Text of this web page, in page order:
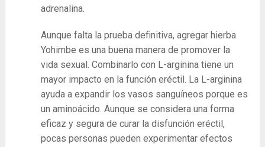
adrenalina.
Aunque falta la prueba definitiva, agregar hierba
Yohimbe es una buena manera de promover la
vida sexual. Combinarlo con L-arginina tiene un
mayor impacto en la función eréctil. La L-arginina
ayuda a expandir los vasos sanguíneos porque es
un aminoácido. Aunque se considera una forma
eficaz y segura de curar la disfunción eréctil,
pocas personas pueden experimentar efectos